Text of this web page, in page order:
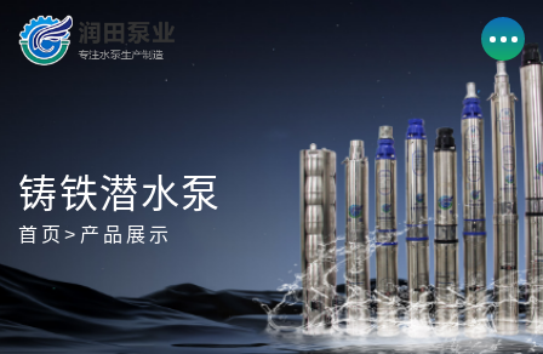
铸铁潜水泵
首页>产品展示